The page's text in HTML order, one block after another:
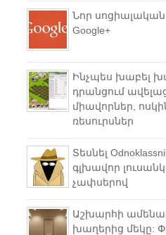
Նոր
Google+
Ինչպես խաբել
դրանցում
միավորներ,
ռեսուրսներ
Տեսնել
գլխավոր
չափսերով
Աշխարհի
խաղերից մեկը: